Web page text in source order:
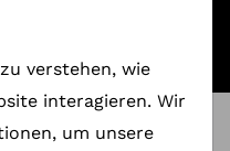
verstehen, wie
interagieren. Wir
um unsere